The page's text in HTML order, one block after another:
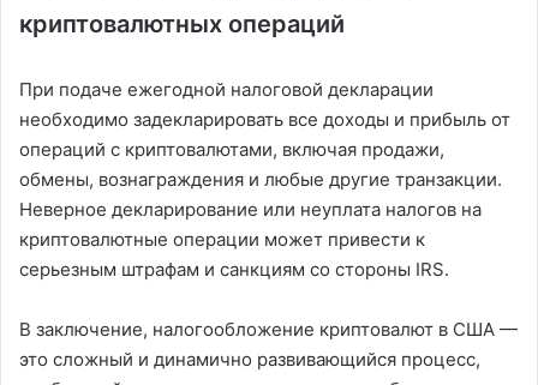
криптовалютных операций
При подаче ежегодной налоговой декларации
необходимо задекларировать все доходы и прибыль от
операций с криптовалютами, включая продажи,
обмены, вознаграждения и любые другие транзакции.
Неверное декларирование или неуплата налогов на
криптовалютные операции может привести к
серьезным штрафам и санкциям со стороны IRS.
В заключение, налогообложение криптовалют в США —
это сложный и динамично развивающийся процесс,